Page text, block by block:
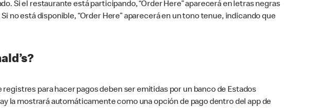
Si el restaurante está participando, “Order Here” aparecerá en letras negras
no está disponible, “Order Here” aparecerá en un tono tenue, indicando que
para hacer pagos deben ser emitidas por un banco de Estados
la mostrará automáticamente como una opción de pago dentro del app de